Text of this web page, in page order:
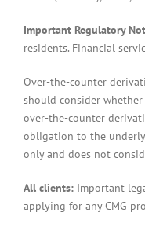
Important Regulatory
residents. Financial
Over-the-counter
should consider
over-the-counter
obligation to the
only and does not
All clients: Important
applying for any CMG